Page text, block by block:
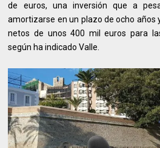
de euros, una inversión que a
amortizarse en un plazo de ocho años
netos de unos 400 mil euros para
según ha indicado Valle.